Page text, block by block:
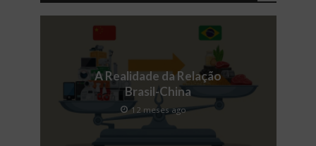
A Realidade da Relação
Brasil-China
12 meses ago